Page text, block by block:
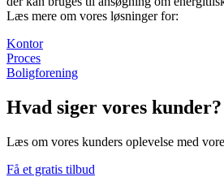
Læs mere om vores løsninger for:
Kontor
Proces
Boligforening
Hvad siger vores kunder?
Læs om vores kunders oplevelse med
Få et gratis tilbud